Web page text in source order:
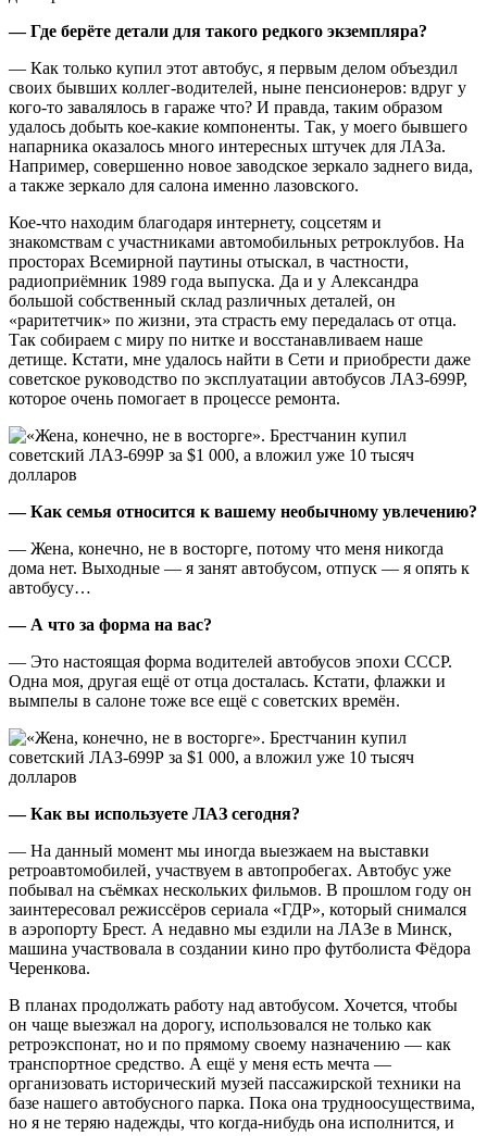
— Где берёте детали для такого редкого экземпляра?
— Как только купил этот автобус, я первым делом объездил
своих бывших коллег-водителей, ныне пенсионеров: вдруг у
кого-то завалялось в гараже что? И правда, таким образом
удалось добыть кое-какие компоненты. Так, у моего бывшего
напарника оказалось много интересных штучек для ЛАЗа.
Например, совершенно новое заводское зеркало заднего вида,
а также зеркало для салона именно лазовского.
Кое-что находим благодаря интернету, соцсетям и
знакомствам с участниками автомобильных ретроклубов. На
просторах Всемирной паутины отыскал, в частности,
радиоприёмник 1989 года выпуска. Да и у Александра
большой собственный склад различных деталей, он
«раритетчик» по жизни, эта страсть ему передалась от отца.
Так собираем с миру по нитке и восстанавливаем наше
детище. Кстати, мне удалось найти в Сети и приобрести даже
советское руководство по эксплуатации автобусов ЛАЗ-699Р,
которое очень помогает в процессе ремонта.
— Как семья относится к вашему необычному увлечению?
— Жена, конечно, не в восторге, потому что меня никогда
дома нет. Выходные — я занят автобусом, отпуск — я опять к
автобусу…
— А что за форма на вас?
— Это настоящая форма водителей автобусов эпохи СССР.
Одна моя, другая ещё от отца досталась. Кстати, флажки и
вымпелы в салоне тоже все ещё с советских времён.
— Как вы используете ЛАЗ сегодня?
— На данный момент мы иногда выезжаем на выставки
ретроавтомобилей, участвуем в автопробегах. Автобус уже
побывал на съёмках нескольких фильмов. В прошлом году он
заинтересовал режиссёров сериала «ГДР», который снимался
в аэропорту Брест. А недавно мы ездили на ЛАЗе в Минск,
машина участвовала в создании кино про футболиста Фёдора
Черенкова.
В планах продолжать работу над автобусом. Хочется, чтобы
он чаще выезжал на дорогу, использовался не только как
ретроэкспонат, но и по прямому своему назначению — как
транспортное средство. А ещё у меня есть мечта —
организовать исторический музей пассажирской техники на
базе нашего автобусного парка. Пока она трудноосуществима,
но я не теряю надежды, что когда-нибудь она исполнится, и